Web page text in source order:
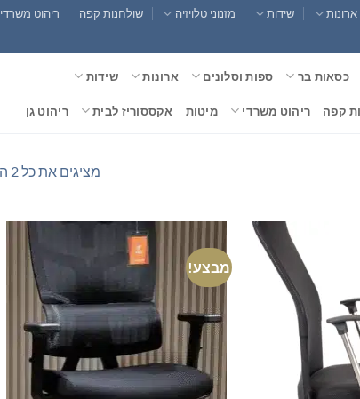
ארונות שידות מזנוני טלויזיה שולחנות קפה ריהוט משרדי
כסאות בר ספות וסלונים ארונות שידות
קפה ריהוט משרדי מיטות אקססוריז לבית ריהוט גן
מציגים את כל ⁦2⁩ התוצאות
מבצע!